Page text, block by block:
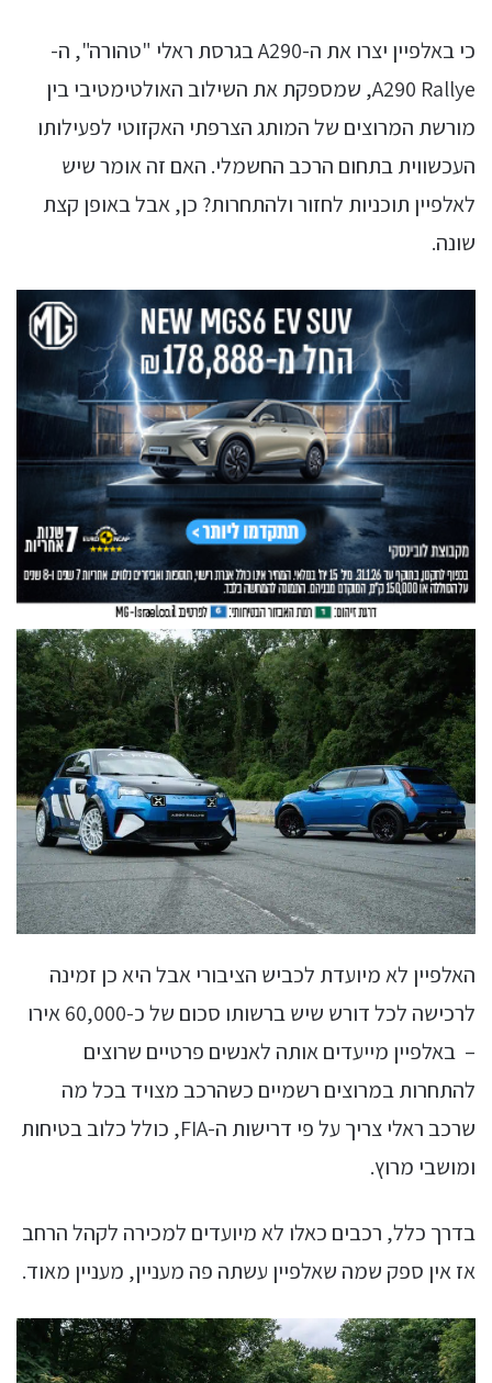
כי באלפיין יצרו את ה-A290 בגרסת ראלי "טהורה", ה-
A290 Rallye, שמספקת את השילוב האולטימטיבי בין
מורשת המרוצים של המותג הצרפתי האקזוטי לפעילותו
העכשווית בתחום הרכב החשמלי. האם זה אומר שיש
לאלפיין תוכניות לחזור ולהתחרות? כן, אבל באופן קצת
שונה.
האלפיין לא מיועדת לכביש הציבורי אבל היא כן זמינה
לרכישה לכל דורש שיש ברשותו סכום של כ-60,000 אירו
– באלפיין מייעדים אותה לאנשים פרטיים שרוצים
להתחרות במרוצים רשמיים כשהרכב מצויד בכל מה
שרכב ראלי צריך על פי דרישות ה-FIA, כולל כלוב בטיחות
ומושבי מרוץ.
בדרך כלל, רכבים כאלו לא מיועדים למכירה לקהל הרחב
אז אין ספק שמה שאלפיין עשתה פה מעניין, מעניין מאוד.